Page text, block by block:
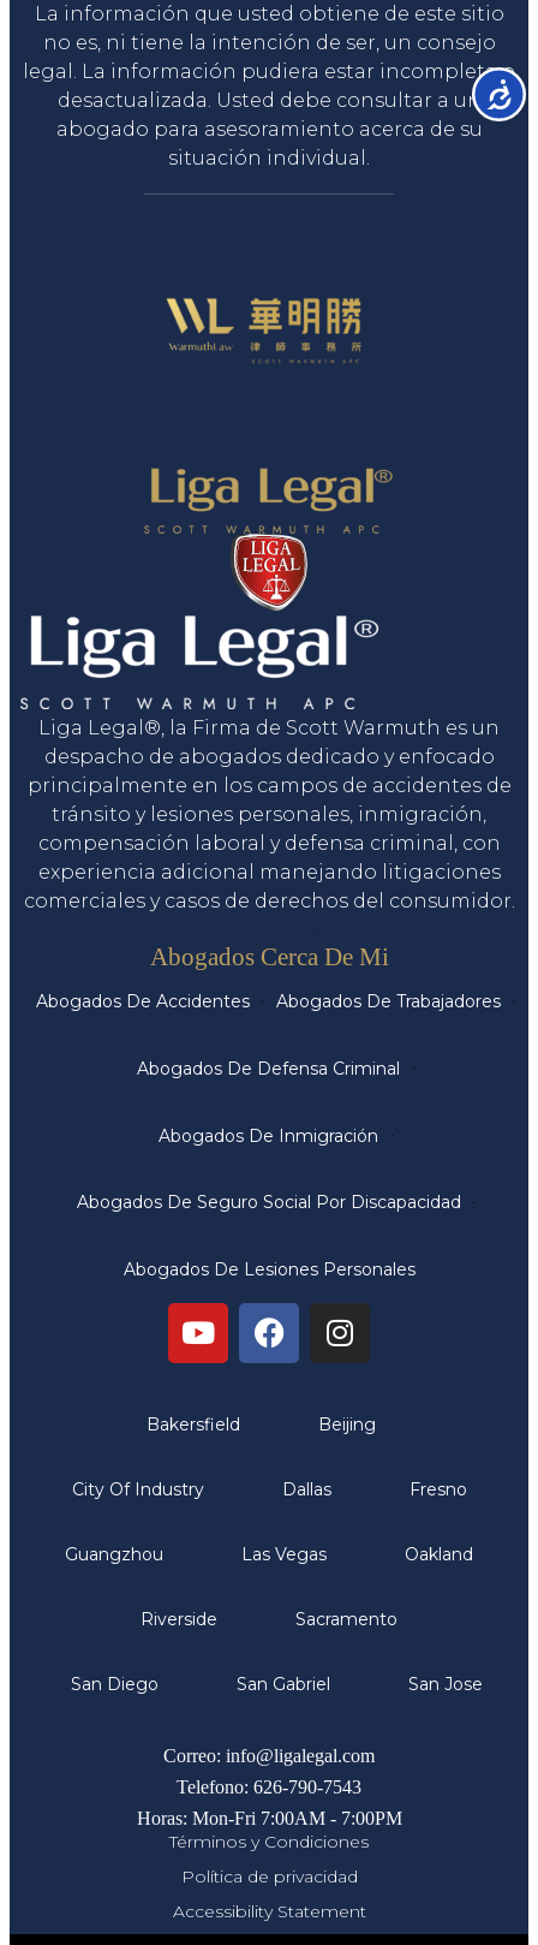
La información que usted obtiene de este sitio
no es, ni tiene la intención de ser, un consejo
legal. La información pudiera estar incompleta o
desactualizada. Usted debe consultar a un
abogado para asesoramiento acerca de su
situación individual.
Liga Legal®, la Firma de Scott Warmuth es un
despacho de abogados dedicado y enfocado
principalmente en los campos de accidentes de
tránsito y lesiones personales, inmigración,
compensación laboral y defensa criminal, con
experiencia adicional manejando litigaciones
comerciales y casos de derechos del consumidor.
Abogados Cerca De Mi
Abogados De Accidentes Abogados De Trabajadores
Abogados De Defensa Criminal
Abogados De Inmigración
Abogados De Seguro Social Por Discapacidad
Abogados De Lesiones Personales
Bakersfield Beijing
City Of Industry Dallas Fresno
Guangzhou Las Vegas Oakland
Riverside Sacramento
San Diego San Gabriel San Jose
Correo: info@ligalegal.com
Telefono: 626-790-7543
Horas: Mon-Fri 7:00AM - 7:00PM
Términos y Condiciones
Política de privacidad
Accessibility Statement